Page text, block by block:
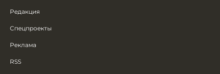
Редакция
Спецпроекты
Реклама
RSS